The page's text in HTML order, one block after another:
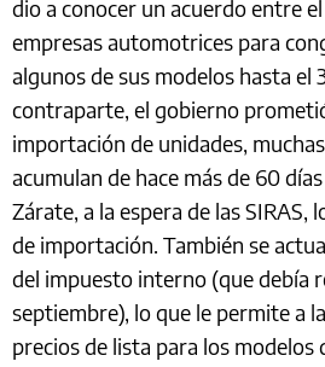
dio a conocer un acuerdo entre
empresas automotrices para
algunos de sus modelos hasta el
contraparte, el gobierno
importación de unidades,
acumulan de hace más de 60
Zárate, a la espera de las SIRAS,
de importación. También se
del impuesto interno (que debía
septiembre), lo que le permite a
precios de lista para los modelos